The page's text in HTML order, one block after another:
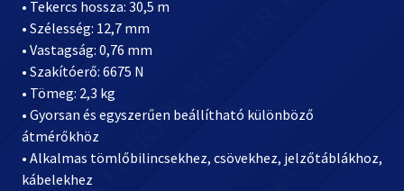
• Tekercs hossza: 30,5 m
• Szélesség: 12,7 mm
• Vastagság: 0,76 mm
• Szakítóerő: 6675 N
• Tömeg: 2,3 kg
• Gyorsan és egyszerűen beállítható különböző
átmérőkhöz
• Alkalmas tömlőbilincsekhez, csövekhez, jelzőtáblákhoz,
kábelekhez